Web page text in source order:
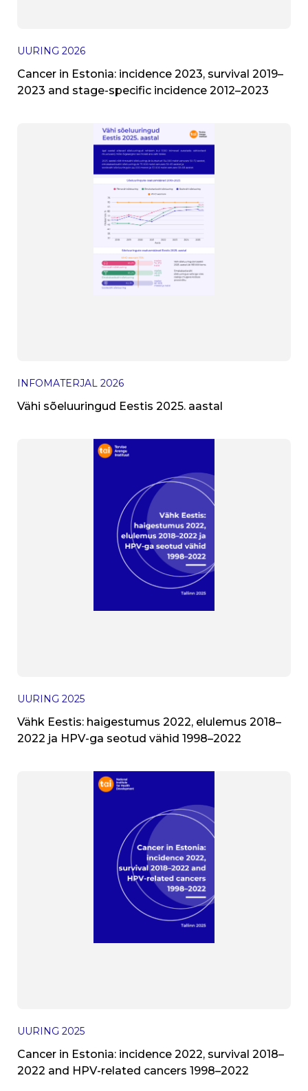
UURING 2026
Cancer in Estonia: incidence 2023, survival 2019–
2023 and stage-specific incidence 2012–2023
INFOMATERJAL 2026
Vähi sõeluuringud Eestis 2025. aastal
UURING 2025
Vähk Eestis: haigestumus 2022, elulemus 2018–
2022 ja HPV-ga seotud vähid 1998–2022
UURING 2025
Cancer in Estonia: incidence 2022, survival 2018–
2022 and HPV-related cancers 1998–2022